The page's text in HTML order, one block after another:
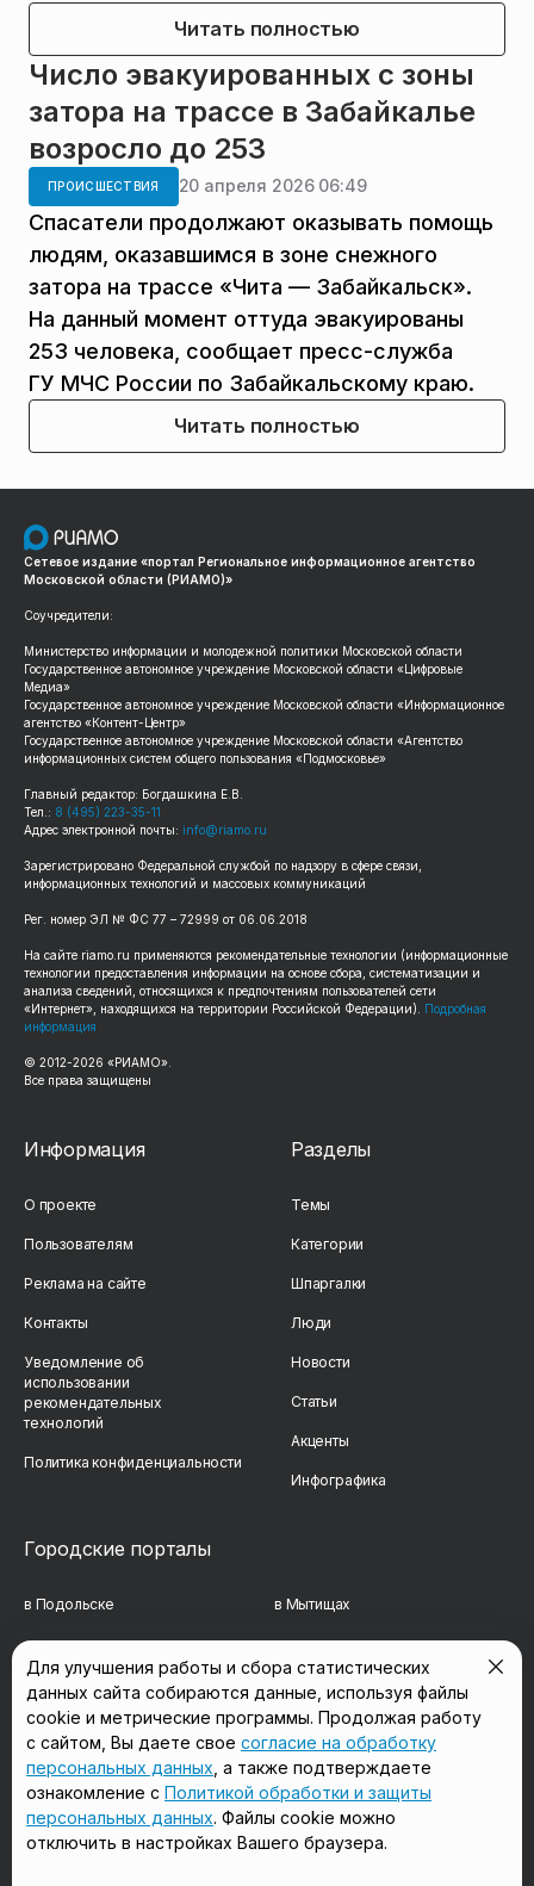
Читать полностью
Число эвакуированных с зоны
затора на трассе в Забайкалье
возросло до 253
ПРОИСШЕСТВИЯ 20 апреля 2026 06:49
Спасатели продолжают оказывать помощь
людям, оказавшимся в зоне снежного
затора на трассе «Чита — Забайкальск».
На данный момент оттуда эвакуированы
253 человека, сообщает пресс-служба
ГУ МЧС России по Забайкальскому краю.
Читать полностью
Сетевое издание «портал Региональное информационное агентство
Московской области (РИАМО)»
Соучредители:
Министерство информации и молодежной политики Московской области
Государственное автономное учреждение Московской области «Цифровые
Медиа»
Государственное автономное учреждение Московской области «Информационное
агентство «Контент-Центр»
Государственное автономное учреждение Московской области «Агентство
информационных систем общего пользования «Подмосковье»
Главный редактор: Богдашкина Е.В.
Тел.: 8 (495) 223-35-11
Адрес электронной почты: info@riamo.ru
Зарегистрировано Федеральной службой по надзору в сфере связи,
информационных технологий и массовых коммуникаций
Рег. номер ЭЛ № ФС 77 – 72999 от 06.06.2018
На сайте riamo.ru применяются рекомендательные технологии (информационные
технологии предоставления информации на основе сбора, систематизации и
анализа сведений, относящихся к предпочтениям пользователей сети
«Интернет», находящихся на территории Российской Федерации). Подробная
информация
© 2012-2026 «РИАМО».
Все права защищены
Информация
О проекте
Пользователям
Реклама на сайте
Контакты
Уведомление об
использовании
рекомендательных
технологий
Политика конфиденциальности
Разделы
Темы
Категории
Шпаргалки
Люди
Новости
Статьи
Акценты
Инфографика
Городские порталы
в Подольске в Мытищах
в Сергиевом Посаде в Люберцах
в Красногорске в Королёве
в Домодедово в Щёлково
Мы в соцсетях
Для улучшения работы и сбора статистических
данных сайта собираются данные, используя файлы
cookie и метрические программы. Продолжая работу
с сайтом, Вы даете свое согласие на обработку
персональных данных , а также подтверждаете
ознакомление с Политикой обработки и защиты
персональных данных. Файлы cookie можно
отключить в настройках Вашего браузера.